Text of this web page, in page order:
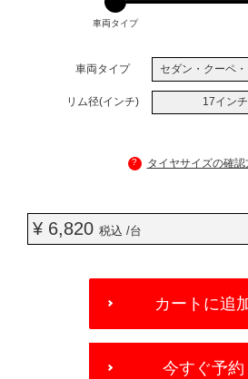
車両タイプ
車両タイプ セダン・クーペ
リム径(インチ) 17インチ
? タイヤサイズの確認
¥ 6,820 税込 /台
OPTIONS
カートに追
今すぐ予約